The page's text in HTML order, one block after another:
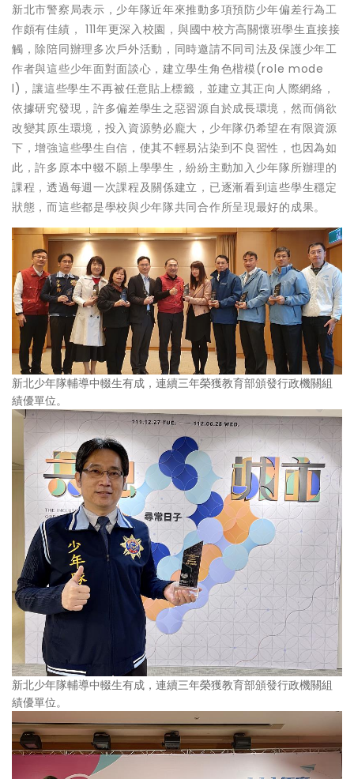
新北市警察局表示，少年隊近年來推動多項預防少年偏差行為工
作頗有佳績， 111年更深入校園，與國中校方高關懷班學生直接接
觸，除陪同辦理多次戶外活動，同時邀請不同司法及保護少年工
作者與這些少年面對面談心，建立學生角色楷模(role mode
l)，讓這些學生不再被任意貼上標籤，並建立其正向人際網絡，
依據研究發現，許多偏差學生之惡習源自於成長環境，然而倘欲
改變其原生環境，投入資源勢必龐大，少年隊仍希望在有限資源
下，增強這些學生自信，使其不輕易沾染到不良習性，也因為如
此，許多原本中輟不願上學學生，紛紛主動加入少年隊所辦理的
課程，透過每週一次課程及關係建立，已逐漸看到這些學生穩定
狀態，而這些都是學校與少年隊共同合作所呈現最好的成果。
新北少年隊輔導中輟生有成，連續三年榮獲教育部頒發行政機關組
績優單位。
新北少年隊輔導中輟生有成，連續三年榮獲教育部頒發行政機關組
績優單位。